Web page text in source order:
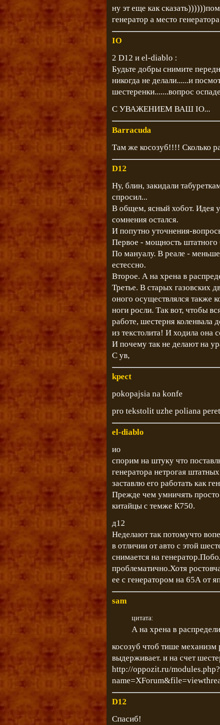
ну эт еще как
генератор а место
IO
2 D12 и el-diablo :
Будьте добры снимите
никогда не делали......и
шестеренки.......вопрос
С УВАЖЕНИЕМ ВАШ IO...
Barracuda
Там же косозуб!!!! Сколько
D12
Ну, блин, закидали
спросил...
В общем, ясный хобот. Идея
сомнения остался.
И попутно уточнения-
Первое - мощность штатного
По мануалу. В реале -
естессно.
Второе. А на хрена в
Третье. В старых газовских
оного осуществлялся также
ноги росли. Так вот, чтобы
работе, шестерня коленвала
из текстолита! И ходила она
И почему так не делают на
С ув,
kpect
pokopajsia na konfe
pro tekstolit uzhe poliana
el-diablo
ио
спорим на штуку что
генератора нетрогая
заставлю его работать как
Прежде чем умничять
китайцы с темже К750.
д12
Неделают так потомучто
в отличии от авто с этой
снимается на
проблематично.Хотя
ее с генератором на 65А от
sam
цитата:
А на хрена в
косозуб чтоб тише механизм
выдерживает. и на счет
http://oppozit.ru/modules.php?
D12
Спасиб!